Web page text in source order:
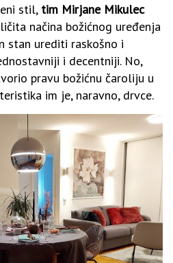
stil, tim Mirjane Mikulec
načina božićnog uređenja
stan urediti raskošno i
i decentniji. No,
pravu božićnu čaroliju u
im je, naravno, drvce.